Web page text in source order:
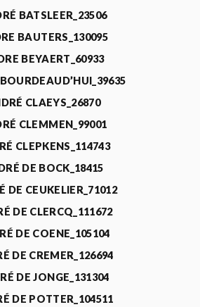
BATSLEER_23506
BAUTERS_130095
BEYAERT_60933
CLAEYS_26870
CLEMMEN_99001
CLEPKENS_114743
DE BOCK_18415
DE CEUKELIER_71012
DE CLERCQ_111672
DE COENE_105104
DE CREMER_126694
DE JONGE_131304
DE POTTER_104511